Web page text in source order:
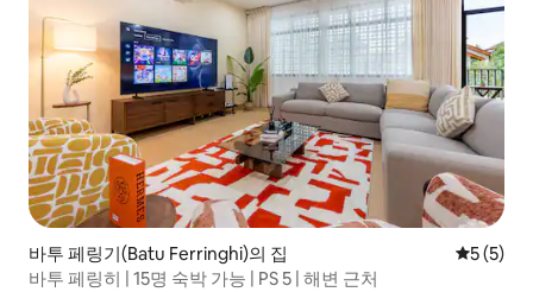
바투 페링기(Batu Ferringhi)의 집 평점 5점
5 (5)
바투 페링히 | 15명 숙박 가능 | PS 5 | 해변 근처